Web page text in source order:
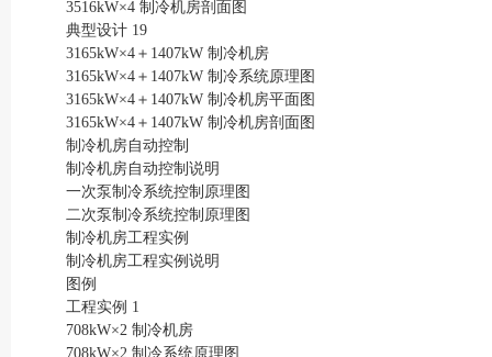
3516kW×4 制冷机房剖面图
典型设计 19
3165kW×4＋1407kW 制冷机房
3165kW×4＋1407kW 制冷系统原理图
3165kW×4＋1407kW 制冷机房平面图
3165kW×4＋1407kW 制冷机房剖面图
制冷机房自动控制
制冷机房自动控制说明
一次泵制冷系统控制原理图
二次泵制冷系统控制原理图
制冷机房工程实例
制冷机房工程实例说明
图例
工程实例 1
708kW×2 制冷机房
708kW×2 制冷系统原理图